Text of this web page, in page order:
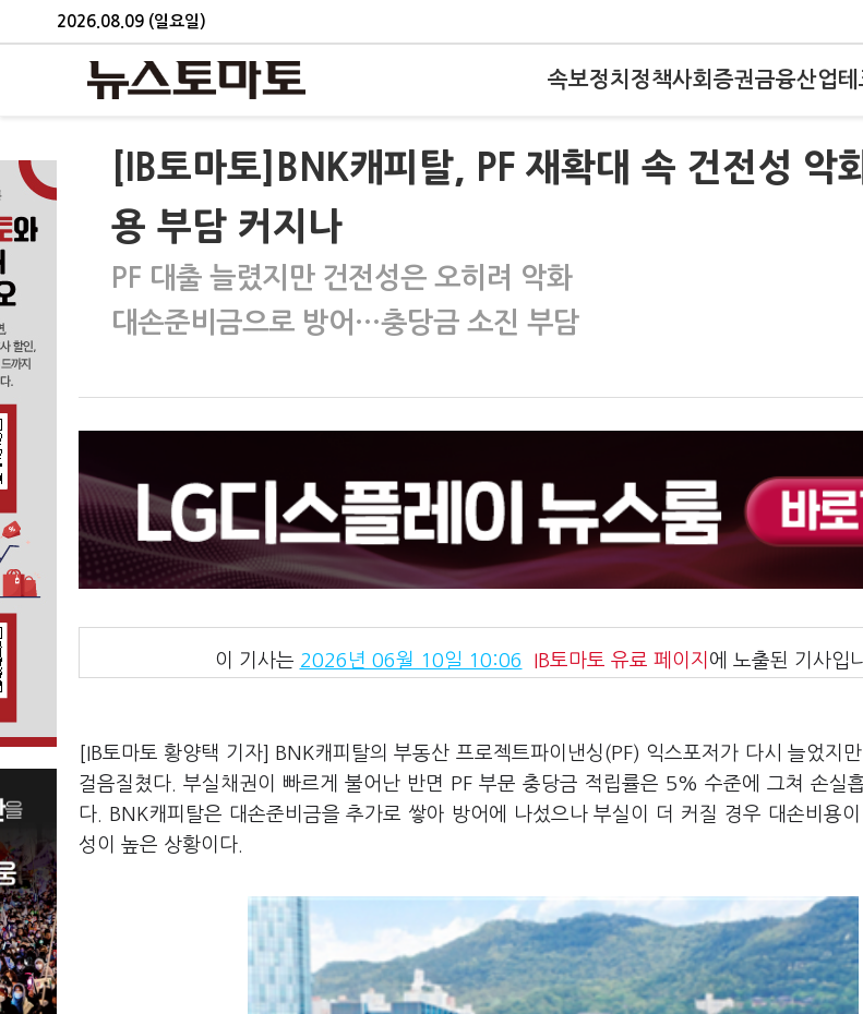
2026.08.09 (일요일)
속보정치 정책사회 증권금융산업테
[IB토마토]BNK캐피탈, PF 재확대 속 건전성 악
용 부담 커지나
PF 대출 늘렸지만 건전성은 오히려 악화
대손준비금으로 방어…충당금 소진 부담
이 기사는 2026년 06월 10일 10:06 IB토마토 유료 페이지 에 노출된 기사입
[IB토마토 황양택 기자] BNK캐피탈의 부동산 프로젝트파이낸싱(PF) 익스포저가 다시 늘었지
걸음질쳤다. 부실채권이 빠르게 불어난 반면 PF 부문 충당금 적립률은 5% 수준에 그쳐 손실
다. BNK캐피탈은 대손준비금을 추가로 쌓아 방어에 나섰으나 부실이 더 커질 경우 대손비용
성이 높은 상황이다.